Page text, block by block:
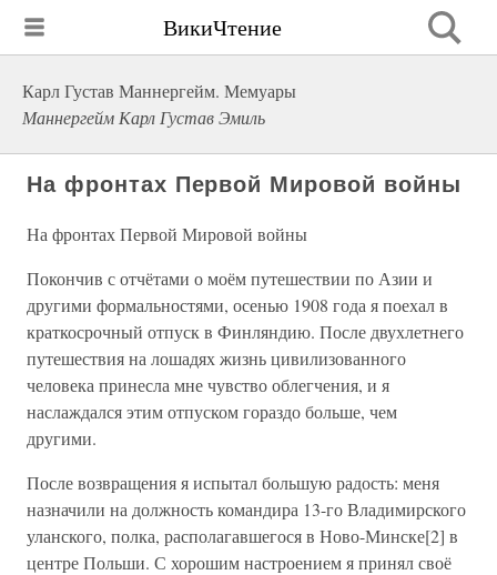
ВикиЧтение
Карл Густав Маннергейм. Мемуары
Маннергейм Карл Густав Эмиль
На фронтах Первой Мировой войны
На фронтах Первой Мировой войны
Покончив с отчётами о моём путешествии по Азии и
другими формальностями, осенью 1908 года я поехал в
краткосрочный отпуск в Финляндию. После двухлетнего
путешествия на лошадях жизнь цивилизованного
человека принесла мне чувство облегчения, и я
наслаждался этим отпуском гораздо больше, чем
другими.
После возвращения я испытал большую радость: меня
назначили на должность командира 13-го Владимирского
уланского, полка, располагавшегося в Ново-Минске[2] в
центре Польши. С хорошим настроением я принял своё